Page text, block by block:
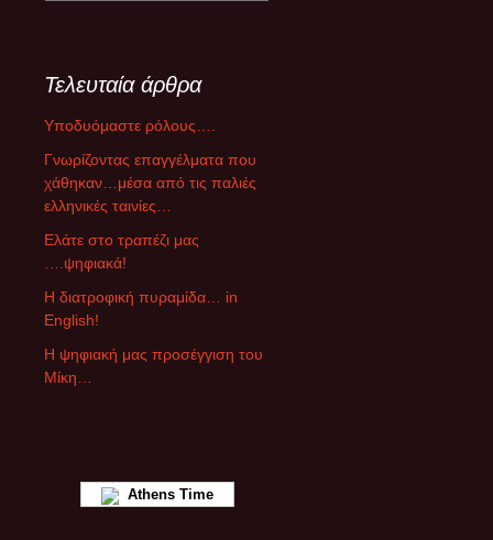
γ
ρ
ί
ρ
θ
ρ
ω
Τελευταία άρθρα
Υποδυόμαστε ρόλους….
Γνωρίζοντας επαγγέλματα που
χάθηκαν…μέσα από τις παλιές
ελληνικές ταινίες…
Ελάτε στο τραπέζι μας
….ψηφιακά!
Η διατροφική πυραμίδα… in
English!
Η ψηφιακή μας προσέγγιση του
Μίκη…
Athens Time